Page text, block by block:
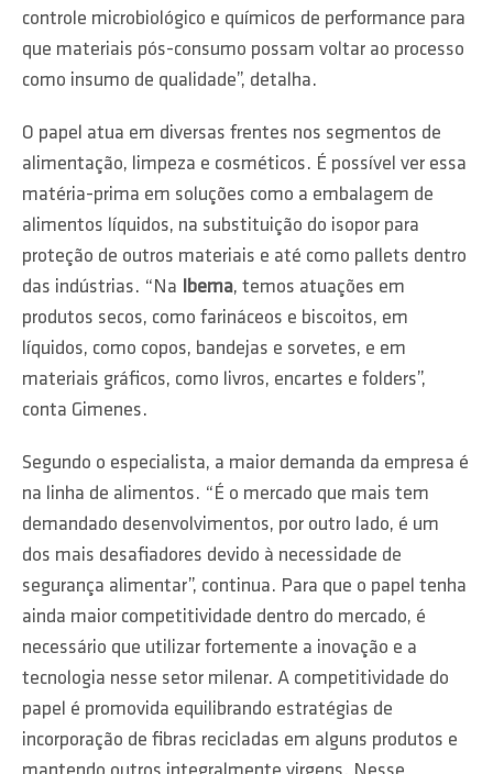
controle microbiológico e químicos de performance para
que materiais pós-consumo possam voltar ao processo
como insumo de qualidade”, detalha.
O papel atua em diversas frentes nos segmentos de
alimentação, limpeza e cosméticos. É possível ver essa
matéria-prima em soluções como a embalagem de
alimentos líquidos, na substituição do isopor para
proteção de outros materiais e até como pallets dentro
das indústrias. “Na Ibema, temos atuações em
produtos secos, como farináceos e biscoitos, em
líquidos, como copos, bandejas e sorvetes, e em
materiais gráficos, como livros, encartes e folders”,
conta Gimenes.
Segundo o especialista, a maior demanda da empresa é
na linha de alimentos. “É o mercado que mais tem
demandado desenvolvimentos, por outro lado, é um
dos mais desafiadores devido à necessidade de
segurança alimentar”, continua. Para que o papel tenha
ainda maior competitividade dentro do mercado, é
necessário que utilizar fortemente a inovação e a
tecnologia nesse setor milenar. A competitividade do
papel é promovida equilibrando estratégias de
incorporação de fibras recicladas em alguns produtos e